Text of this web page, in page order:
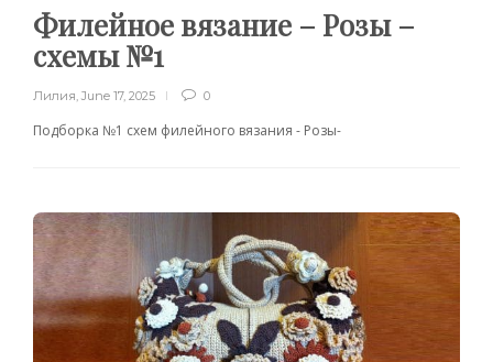
Филейное вязание – Розы –
схемы №1
Лилия June 17, 2025 0
Подборка №1 схем филейного вязания - Розы-